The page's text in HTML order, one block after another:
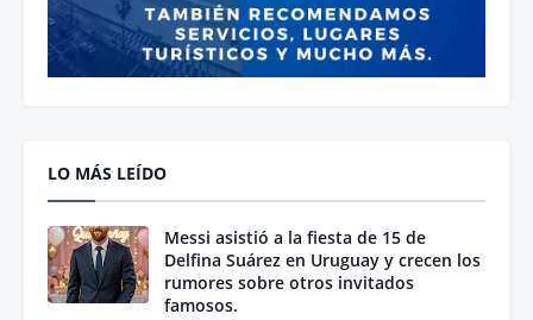
LO MÁS LEÍDO
Messi asistió a la fiesta de 15 de
Delfina Suárez en Uruguay y crecen los
rumores sobre otros invitados
famosos.